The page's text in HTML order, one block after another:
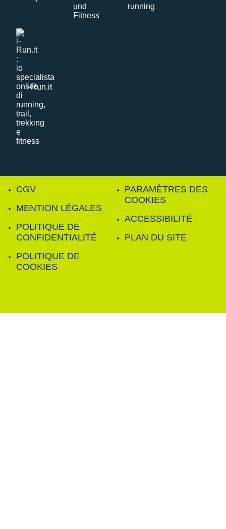
i-Run.it
CGV
MENTION LÉGALES
POLITIQUE DE
CONFIDENTIALITÉ
POLITIQUE DE
COOKIES
PARAMÈTRES DES
COOKIES
ACCESSIBILITÉ
PLAN DU SITE